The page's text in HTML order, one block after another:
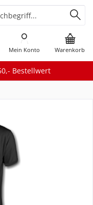
Bestellwert
Warenkorb
Mein Konto